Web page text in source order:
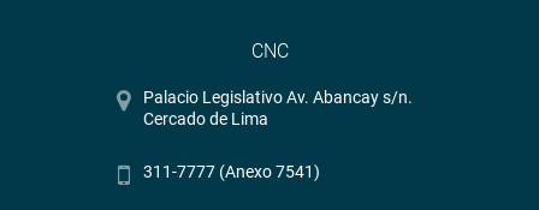
CNC
Palacio Legislativo Av. Abancay s/n.
Cercado de Lima
311-7777 (Anexo 7541)